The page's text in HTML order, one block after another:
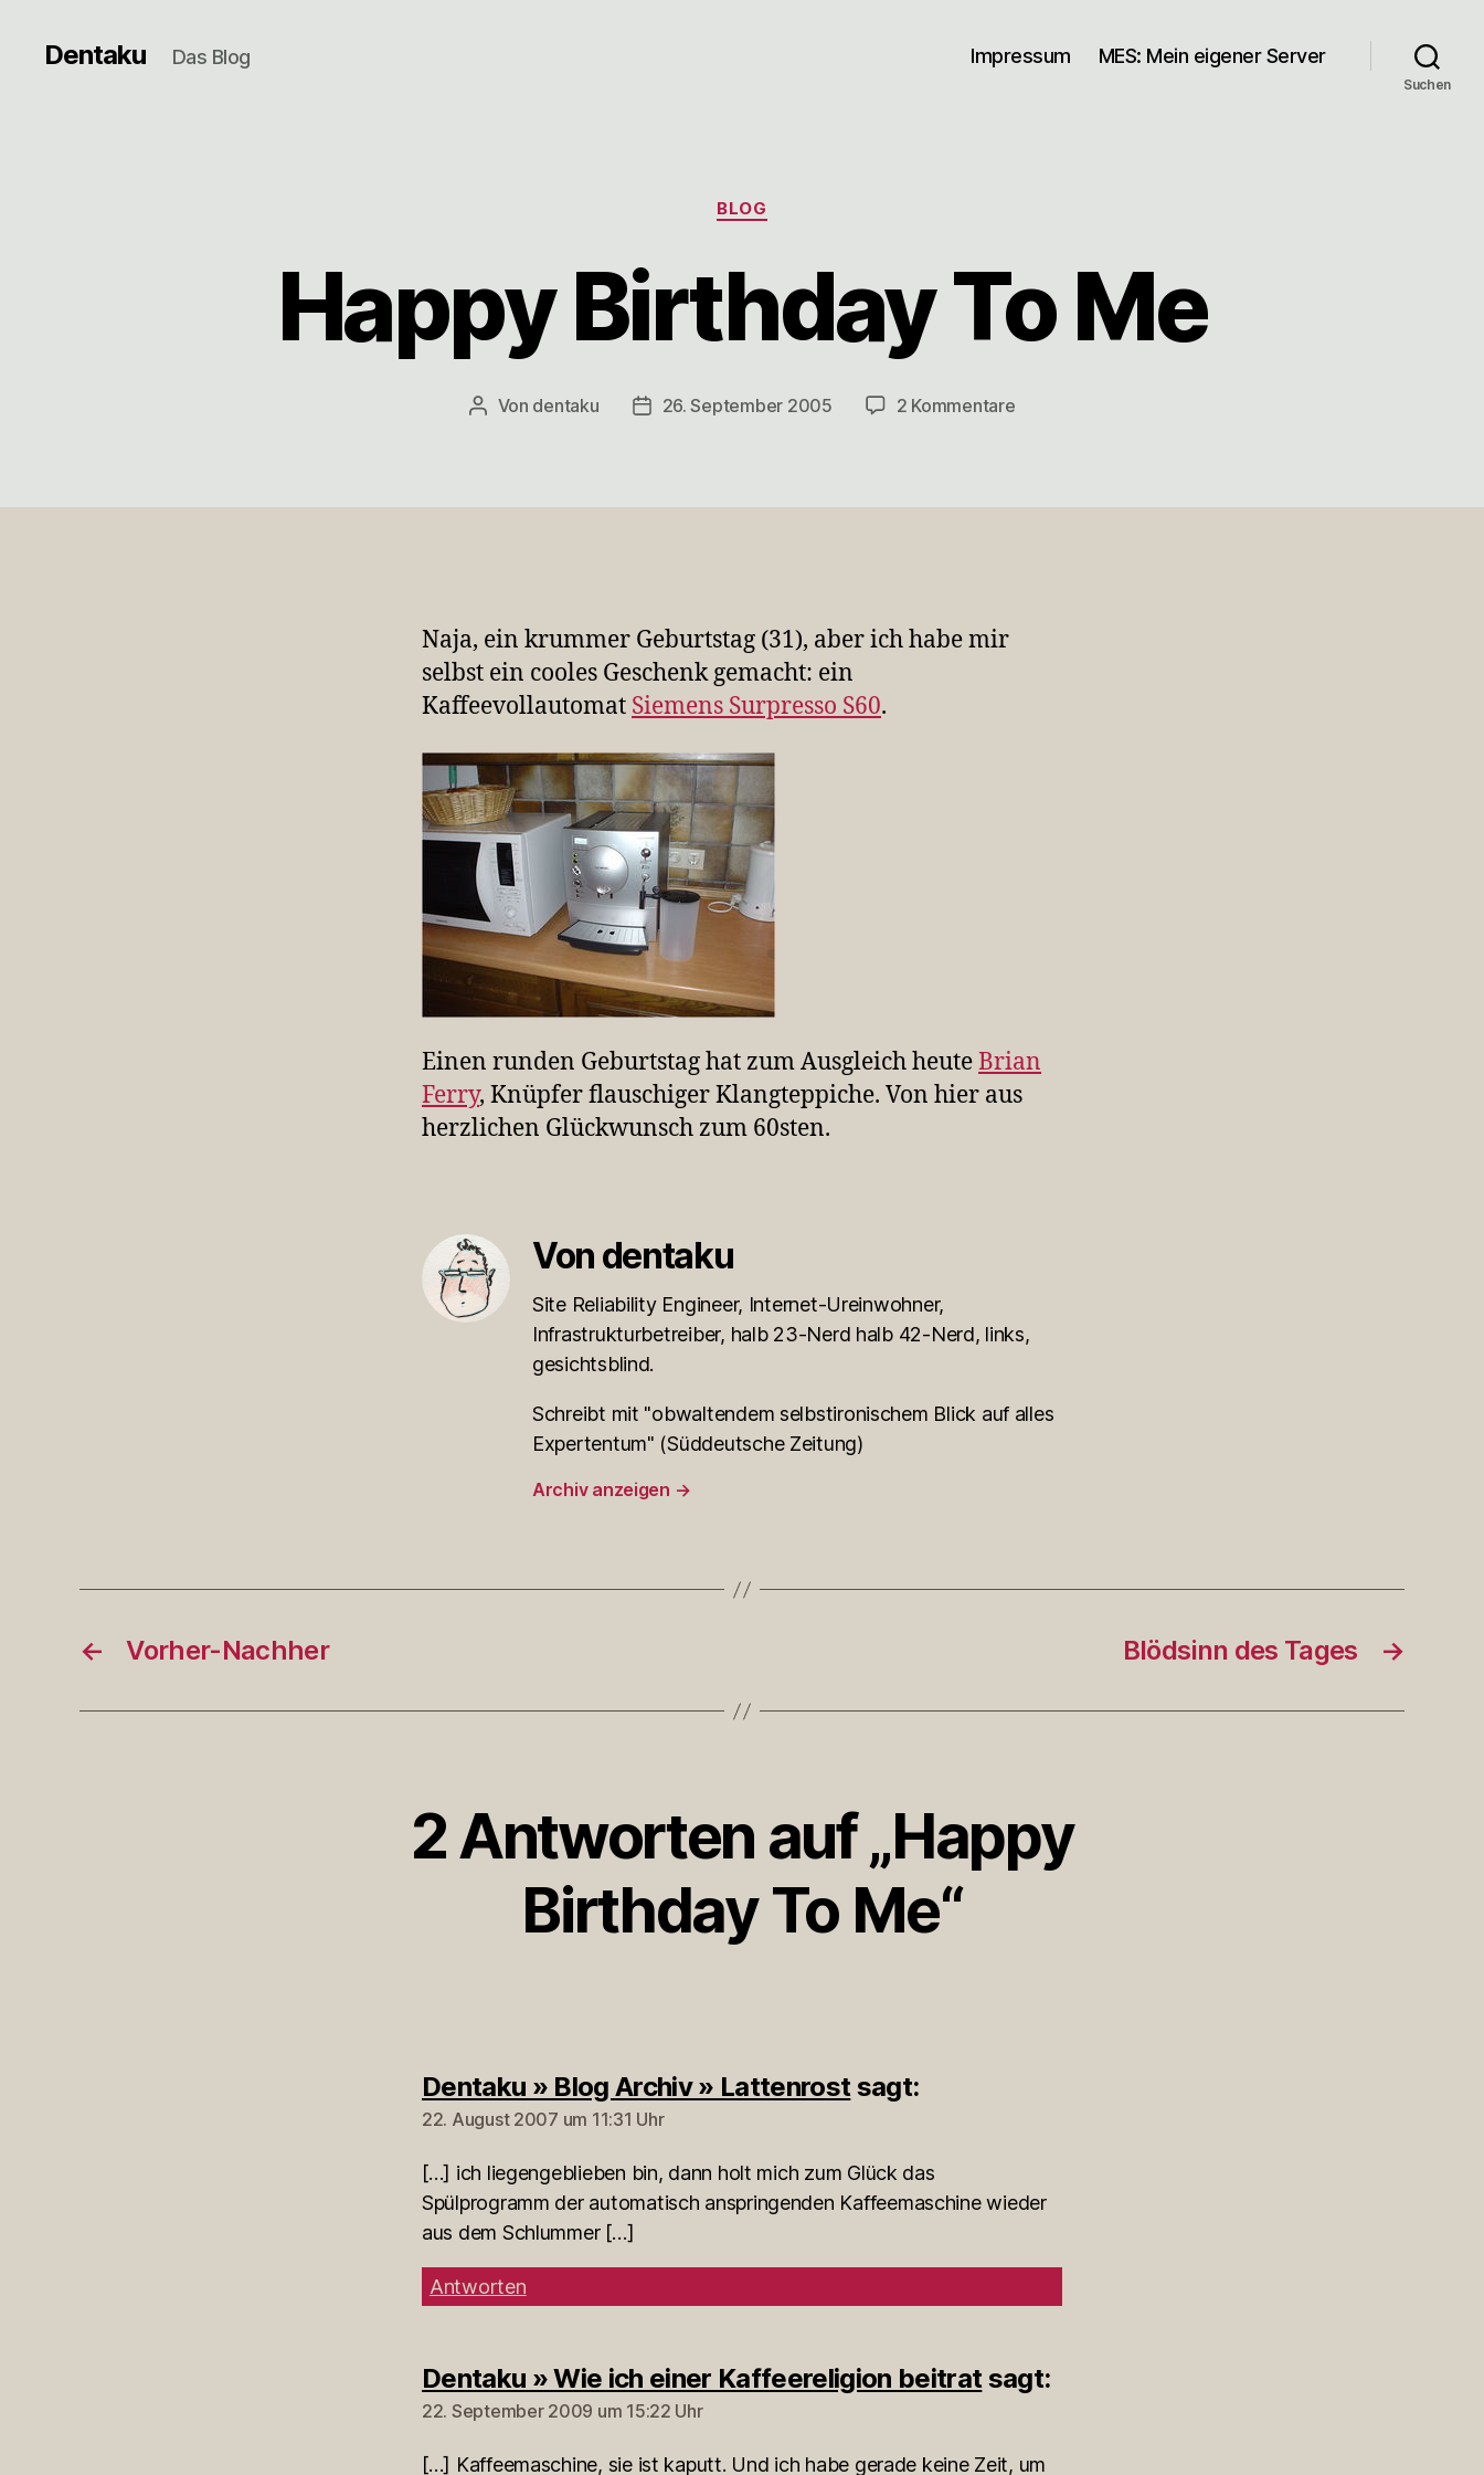
Dentaku Das Blog Impressum MES: Mein eigener Server
Suchen
Kategorien
BLOG
Happy Birthday To Me
Beitragsautor
Von dentaku Veröffentlichungsdatum
26. September 2005 2 Kommentarezu
Me
Naja, ein krummer Geburtstag (31), aber ich habe mir
selbst ein cooles Geschenk gemacht: ein
Kaffeevollautomat Siemens Surpresso S60.
Einen runden Geburtstag hat zum Ausgleich heuteBrian
Ferry, Knüpfer flauschiger Klangteppiche. Von hier aus
herzlichen Glückwunsch zum 60sten.
Von dentaku
Site Reliability Engineer, Internet-Ureinwohner,
Infrastrukturbetreiber, halb 23-Nerd halb 42-Nerd, links,
gesichtsblind.
Schreibt mit "obwaltendem selbstironischem Blick auf alles
Expertentum" (Süddeutsche Zeitung)
Archiv anzeigen →
← Vorher-Nachher →
Blödsinn des Tages
2 Antworten auf „Happy
Birthday To Me“
Dentaku » Blog Archiv » Lattenrostsagt:
22. August 2007 um 11:31 Uhr
[…] ich liegengeblieben bin, dann holt mich zum Glück das
Spülprogramm der automatisch anspringenden Kaffeemaschine wieder
aus dem Schlummer […]
Antworten
Dentaku » Wie ich einer Kaffeereligion beitratsagt:
22. September 2009 um 15:22 Uhr
[…] Kaffeemaschine, sie ist kaputt. Und ich habe gerade keine Zeit, um